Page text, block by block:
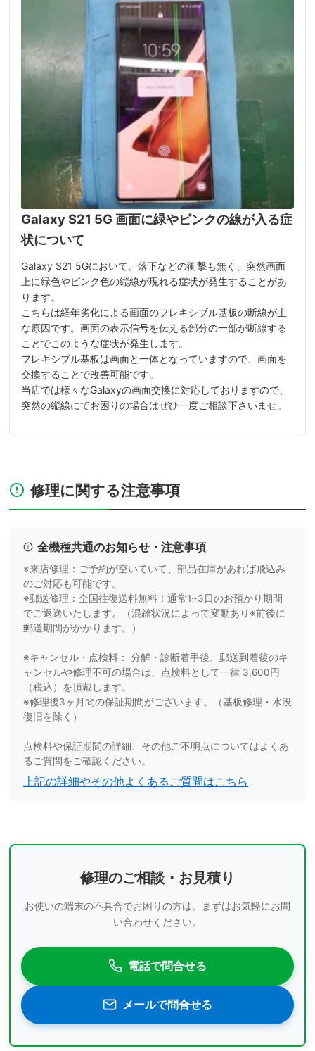
Galaxy S21 5G 画面に緑やピンクの線が入る症
状について
Galaxy S21 5Gにおいて、落下などの衝撃も無く、突然画面
上に緑色やピンク色の縦線が現れる症状が発生することがあ
ります。
こちらは経年劣化による画面のフレキシブル基板の断線が主
な原因です。画面の表示信号を伝える部分の一部が断線する
ことでこのような症状が発生します。
フレキシブル基板は画面と一体となっていますので、画面を
交換することで改善可能です。
当店では様々なGalaxyの画面交換に対応しておりますので、
突然の縦線にてお困りの場合はぜひ一度ご相談下さいませ。
修理に関する注意事項
全機種共通のお知らせ・注意事項
※来店修理：ご予約が空いていて、部品在庫があれば飛込み
のご対応も可能です。
※郵送修理：全国往復送料無料！通常1~3日のお預かり期間
でご返送いたします。（混雑状況によって変動あり※前後に
郵送期間がかかります。）
※キャンセル・点検料： 分解・診断着手後、郵送到着後のキ
ャンセルや修理不可の場合は、点検料として一律 3,600円
（税込）を頂戴します。
※修理後3ヶ月間の保証期間がございます。（基板修理・水没
復旧を除く）
点検料や保証期間の詳細、その他ご不明点についてはよくあ
るご質問をご確認ください。
上記の詳細やその他よくあるご質問はこちら
修理のご相談・お見積り
お使いの端末の不具合でお困りの方は、まずはお気軽にお問
い合わせください。
電話で問合せる
メールで問合せる